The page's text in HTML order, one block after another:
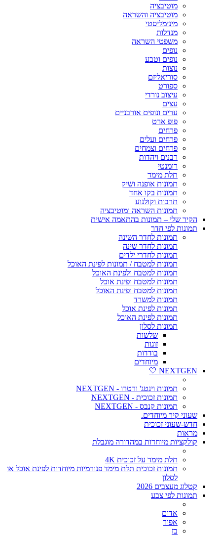
מוטיבציה
מוטיבציה והשראה
מינימליסטי
מנדלות
משפטי השראה
נופים
נופים וטבע
נוצות
סוריאליזם
ספורט
עיצוב נורדי
עצים
ערים ונופים אורבניים
פופ ארט
פרחים
פרחים ועלים
פרחים וצמחים
רבנים ויהדות
רומנטי
תלת מימד
תמונות אופנה ושיק
תמונות בקו אחד
תרבות וקולנוע
תמונות השראה ומוטיבציה
הקיר שלי – תמונות בהתאמה אישית
תמונות לפי חדר
תמונות לחדר השינה
תמונות לחדר שינה
תמונות לחדרי ילדים
תמונות למטבח / תמונות לפינת האוכל
תמונות למטבח ולפינת האוכל
תמונות למטבח ופינת אוכל
תמונות למטבח ופינת האוכל
תמונות למשרד
תמונות לפינת אוכל
תמונות לפינת האוכל
תמונות לסלון
שלשות
זוגות
בודדות
מיוחדים
NEXTGEN 🤍
תמונות וינטג' ורטרו - NEXTGEN
תמונות זכוכית - NEXTGEN
תמונות קנבס - NEXTGEN
שעוני קיר מיוחדים.
חדש-שעוני זכוכית
מראות
קולקציות מיוחדות במהדורה מוגבלת
תלת מימד על זכוכית 4K
תמונות זכוכית תלת מימד פנורמיות מיוחדות לפינת אוכל או
לסלון
קטלוג מעצבים 2026
תמונות לפי צבע
אדום
אפור
בז